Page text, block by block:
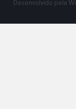
Desenvolvido pela